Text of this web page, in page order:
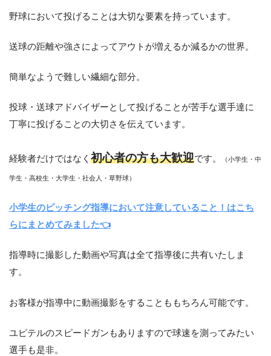
野球において投げることは大切な要素を持っています。
送球の距離や強さによってアウトが増えるか減るかの世界。
簡単なようで難しい繊細な部分。
投球・送球アドバイザーとして投げることが苦手な選手達に
丁寧に投げることの大切さを伝えています。
経験者だけではなく 初心者の方も大歓迎です。 （小学生・中
学生・高校生・大学生・社会人・草野球）
小学生のピッチング指導において注意していること！はこち
らにまとめてみました👈
指導時に撮影した動画や写真は全て指導後に共有いたしま
す。
お客様が指導中に動画撮影をすることももちろん可能です。
ユピテルのスピードガンもありますので球速を測ってみたい
選手も是非。